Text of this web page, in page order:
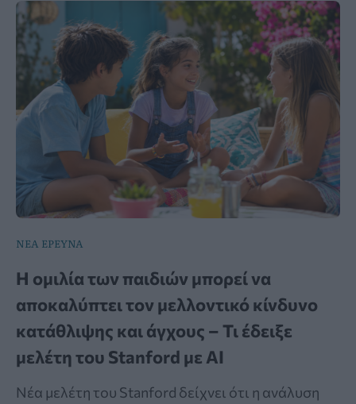
ΝΕΑ ΕΡΕΥΝΑ
Η ομιλία των παιδιών μπορεί να
αποκαλύπτει τον μελλοντικό κίνδυνο
κατάθλιψης και άγχους – Τι έδειξε
μελέτη του Stanford με AI
Νέα μελέτη του Stanford δείχνει ότι η ανάλυση